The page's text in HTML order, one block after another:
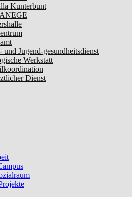
Kunterbunt
und Jugend-gesundheitsdienst
Werkstatt
Dienst